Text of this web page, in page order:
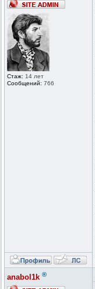
Стаж: 14 лет
Сообщений: 766
anabol1k ®